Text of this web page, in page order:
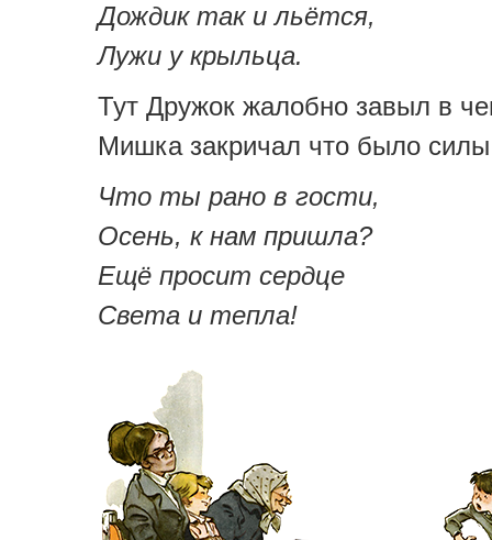
Дождик так и льётся,
Лужи у крыльца.
Тут Дружок жалобно завыл в
Мишка закричал что было
Что ты рано в гости,
Осень, к нам пришла?
Ещё просит сердце
Света и тепла!